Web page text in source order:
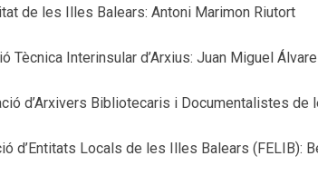
de les Illes Balears: Antoni Marimon Riutort
Tècnica Interinsular d’Arxius: Juan Miguel
d’Arxivers Bibliotecaris i Documentalistes de
d’Entitats Locals de les Illes Balears (FELIB):